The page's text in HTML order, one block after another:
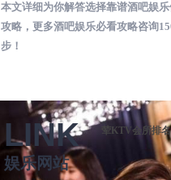
本文详细为你解答选择靠谱酒吧娱
攻略，更多酒吧娱乐必看攻略咨询
步！
LINK
娱乐网站
荤KTV会所排